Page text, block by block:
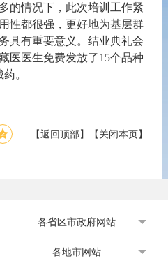
的情况下，此次培训工作紧
性都很强，更好地为基层群
具有重要意义。结业典礼会
医医生免费发放了15个品种
。
【返回顶部】 【关闭本页】
各省区市政府网站
各地市网站